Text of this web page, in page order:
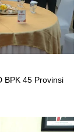
BPK 45 Provinsi